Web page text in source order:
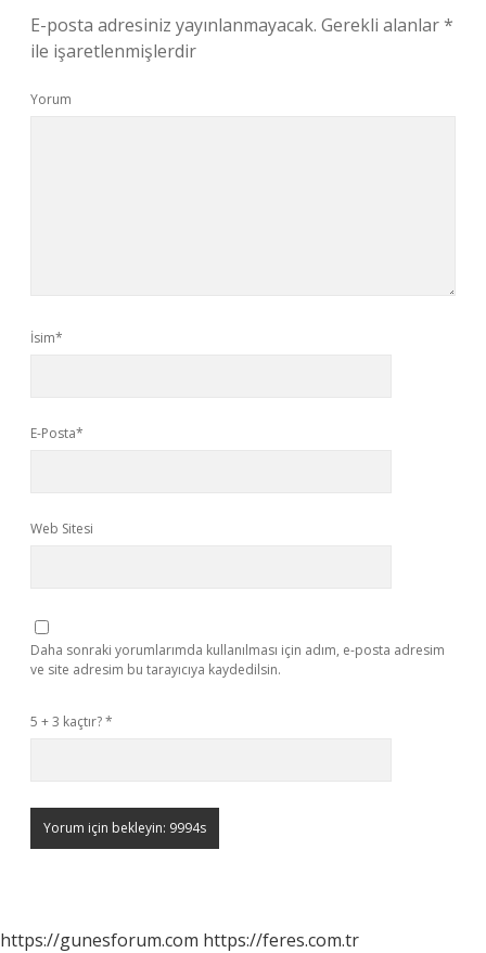
E-posta adresiniz yayınlanmayacak. Gerekli alanlar*
ile işaretlenmişlerdir
Yorum
İsim*
E-Posta*
Web Sitesi
Daha sonraki yorumlarımda kullanılması için adım, e-posta adresim
ve site adresim bu tarayıcıya kaydedilsin.
5 + 3 kaçtır?*
https://gunesforum.com https://feres.com.tr